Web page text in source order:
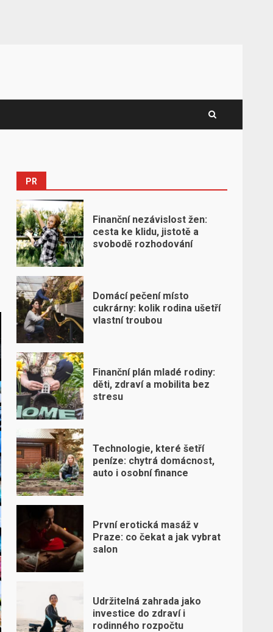
PR
Finanční nezávislost žen:
cesta ke klidu, jistotě a
svobodě rozhodování
Domácí pečení místo
cukrárny: kolik rodina ušetří
vlastní troubou
Finanční plán mladé rodiny:
děti, zdraví a mobilita bez
stresu
Technologie, které šetří
peníze: chytrá domácnost,
auto i osobní finance
První erotická masáž v
Praze: co čekat a jak vybrat
salon
Udržitelná zahrada jako
investice do zdraví i
rodinného rozpočtu